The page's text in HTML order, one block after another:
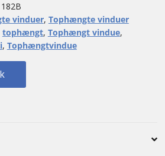
vinduer, Tophængte vinduer
tophængt, Tophængt vindue,
, Tophængtvindue